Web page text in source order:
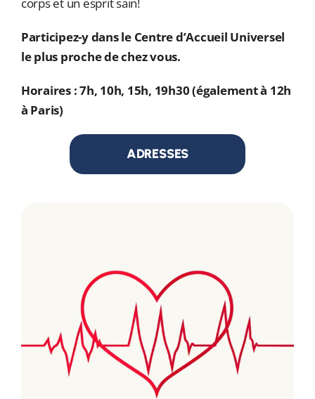
Participez-y dans le Centre d’Accueil Universel
le plus proche de chez vous.
Horaires : 7h, 10h, 15h, 19h30 (également à 12h
à Paris)
ADRESSES